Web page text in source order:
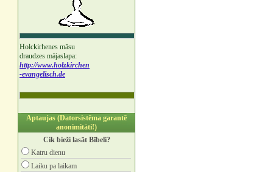
Holckirhenes māsu
draudzes mājaslapa:
http://www.holzkirchen
-evangelisch.de
Aptaujas (Datorsistēma garantē
anonimitāti!)
Cik bieži lasāt Bībeli?
Katru dienu
Laiku pa laikam